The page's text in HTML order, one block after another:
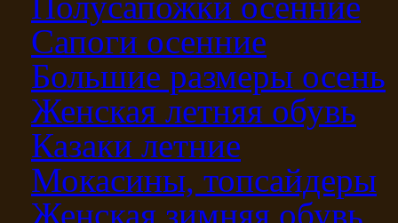
Сапоги осенние
Большие размеры осень
Женская летняя обувь
Казаки летние
Мокасины, топсайдеры
Женская зимняя обувь